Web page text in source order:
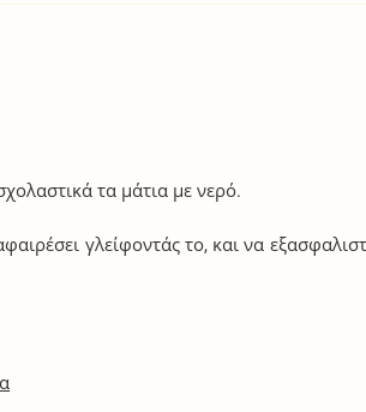
τα μάτια με νερό.
γλείφοντάς το, και να